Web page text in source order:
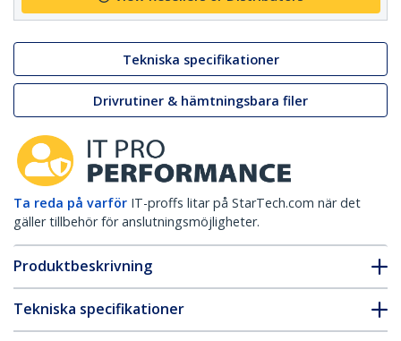
Tekniska specifikationer
Drivrutiner & hämtningsbara filer
Ta reda på varför IT-proffs litar på StarTech.com när det
gäller tillbehör för anslutningsmöjligheter.
Produktbeskrivning
Tekniska specifikationer